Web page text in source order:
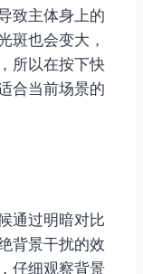
致主体身上的
斑也会变大，
所以在按下快
合当前场景的
通过明暗对比
背景干扰的效
仔细观察背景